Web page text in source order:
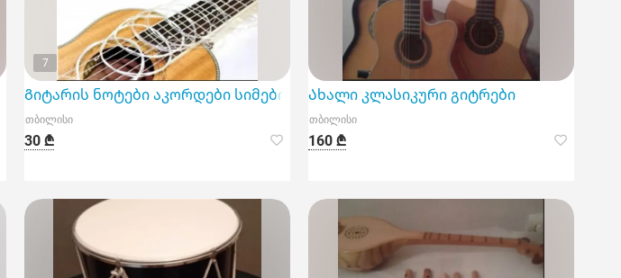
7
Გიტარის ნოტები აკორდები სიმები
თბილისი
30 ₾
Ახალი კლასიკური გიტრები
თბილისი
160 ₾